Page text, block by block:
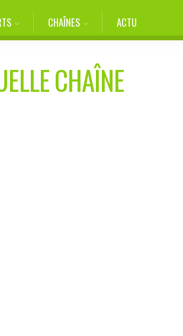
CHAÎNES ACTU
CHAÎNE